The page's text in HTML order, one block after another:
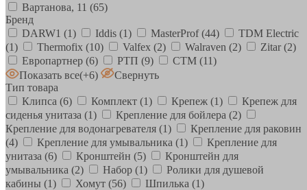
Вартанова, 11 (65)
Бренд
DARW1 (1) Iddis (1) MasterProf(44)
TDM Electric
(1)
Thermofix (10) Valfex (2) Walraven (2) Zitar(2)
Европартнер (6) РТП (9) СТМ (11)
Показать все(+6)
Свернуть
Тип товара
Клипса (6) Комплект (1) Крепеж (1)
Крепеж для
сиденья унитаза (1) Крепление для бойлера (2)
Крепление для водонагревателя (1)
Крепление для раковин
(4)
Крепление для умывальника (1)
Крепление для
унитаза (6) Кронштейн (5)
Кронштейн для
умывальника (2) Набор (1)
Ролики для душевой
кабины (1) Хомут (56) Шпилька (1)